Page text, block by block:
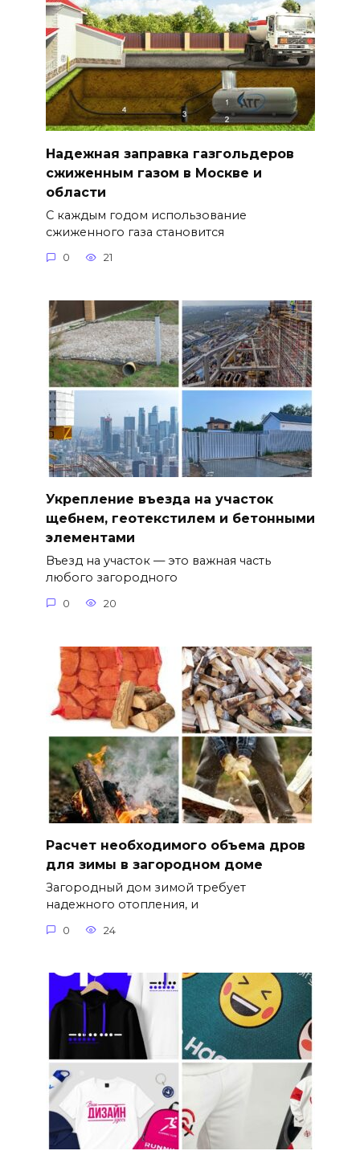
Надежная заправка газгольдеров
сжиженным газом в Москве и
области
С каждым годом использование
сжиженного газа становится
0 21
Укрепление въезда на участок
щебнем, геотекстилем и бетонными
элементами
Въезд на участок — это важная часть
любого загородного
0 20
Расчет необходимого объема дров
для зимы в загородном доме
Загородный дом зимой требует
надежного отопления, и
0 24